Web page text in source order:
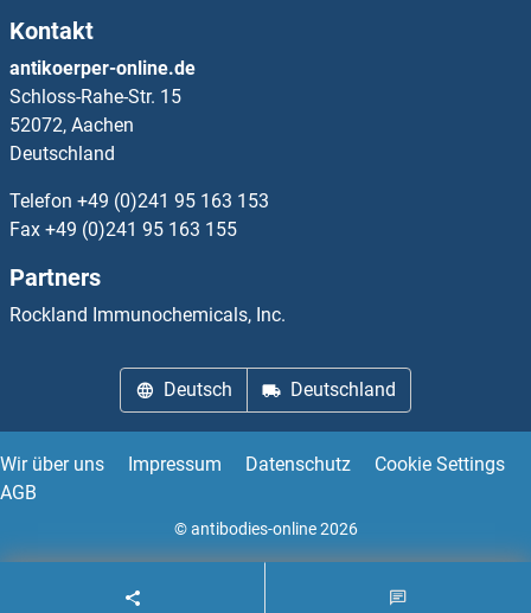
GABRA2 Antikörper
GABRA3 Antikörper
GABRA4 Antikörper
GABRA5 Antikörper
GABRA6 Antikörper
GABRB2 Antikörper
GABRE Antikörper
Kontakt
antikoerper-online.de
Schloss-Rahe-Str. 15
52072, Aachen
Deutschland
Telefon +49 (0)241 95 163 153
Fax +49 (0)241 95 163 155
Partners
Rockland Immunochemicals, Inc.
Deutsch Deutschland
Wir über uns Impressum Datenschutz
Cookie Settings
AGB
© antibodies-online 2026